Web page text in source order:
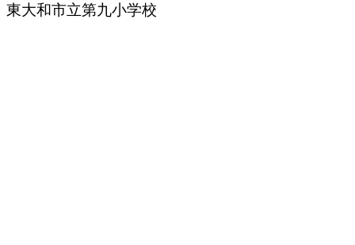
東大和市立第九小学校